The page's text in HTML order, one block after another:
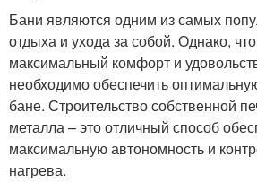
Бани являются одним из самых
отдыха и ухода за собой. Однако,
максимальный комфорт и
необходимо обеспечить
бане. Строительство собственной
металла – это отличный способ
максимальную автономность и
нагрева.